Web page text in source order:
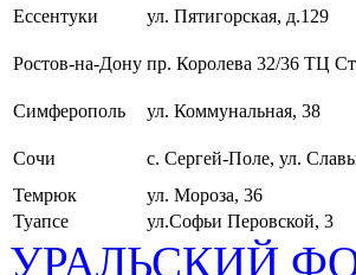
Ессентуки ул. Пятигорская, д.129
Ростов-на-Дону пр. Королева 32/36 ТЦ
Симферополь ул. Коммунальная, 38
Сочи с. Сергей-Поле, ул.
Темрюк
ул. Мороза, 36
Туапсе
ул.Софьи Перовской, 3
УРАЛЬСКИЙ